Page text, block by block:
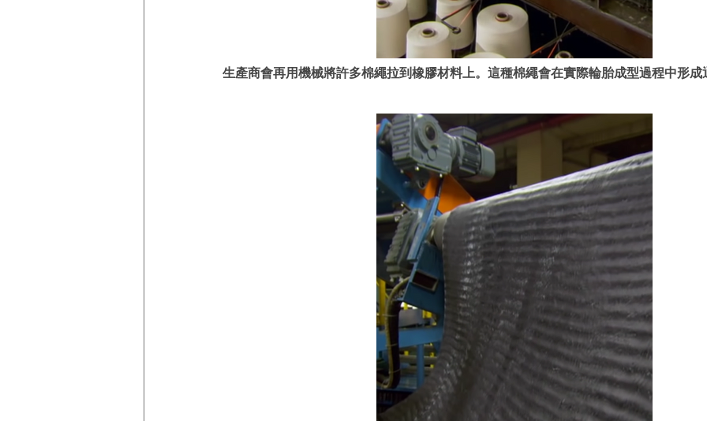
生產商會再用機械將許多棉繩拉到橡膠材料上。這種棉繩會在實際輪胎成型過程中形成